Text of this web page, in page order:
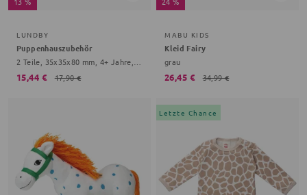
LUNDBY
Puppenhauszubehör
15,44 € 17,90 €
MABU KIDS
Kleid Fairy
grau
26,45 € 34,99 €
Letzte Chance